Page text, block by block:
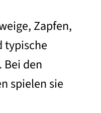
Zapfen,
typische
Bei den
spielen sie